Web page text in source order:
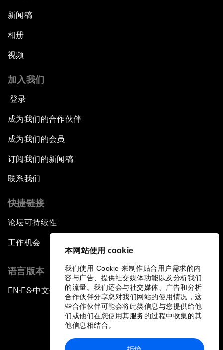
本网站使用 cookie
我们使用 Cookie 来制作贴合用户需求的内
容与广告、提供社交媒体功能以及分析我们
的流量。我们还会与社交媒体、广告和分析
合作伙伴分享您对我们网站的使用情况，这
些合作伙伴可能会将此类信息与您提供给他
们或他们在您使用其服务的过程中收集的其
他信息相结合。
新闻稿
相册
视频
加入我们
登录
成为我们的合作伙伴
成为我们的会员
订阅我们的新闻稿
联系我们
快捷链接
论坛可持续性
工作机会
语言版本
EN ▪ ES▪中文▪ 日本語